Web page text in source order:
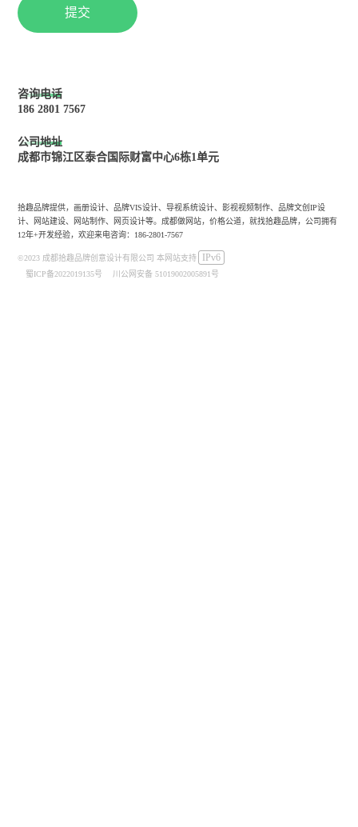
提交
咨询电话
186 2801 7567
公司地址
成都市锦江区泰合国际财富中心6栋1单元
拾趣品牌提供，画册设计、品牌VIS设计、导视系统设计、影视视频制作、品牌文创IP设
计、网站建设、网站制作、网页设计等。成都做网站，价格公道，就找拾趣品牌，公司拥有
12年+开发经验，欢迎来电咨询：186-2801-7567
©2023 成都拾趣品牌创意设计有限公司 本网站支持 IPv6
蜀ICP备2022019135号 川公网安备 51019002005891号